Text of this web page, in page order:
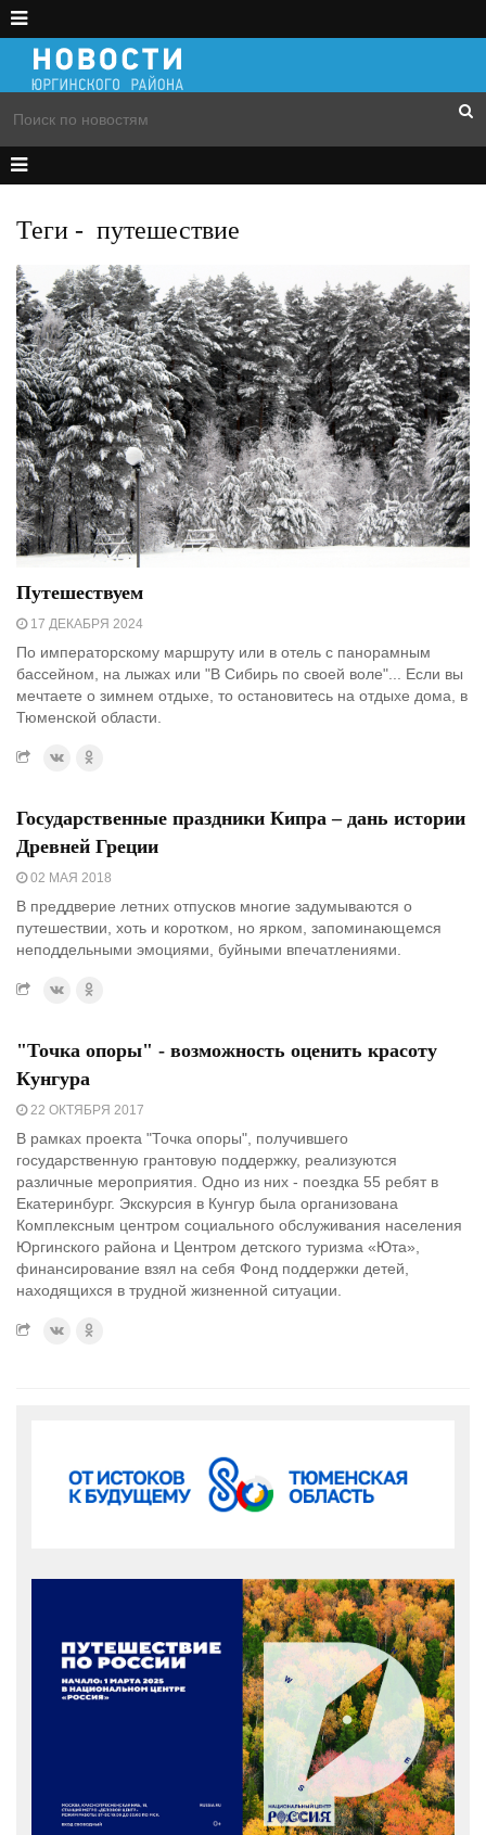
Теги - путешествие
Путешествуем
17 ДЕКАБРЯ 2024
По императорскому маршруту или в отель с панорамным
бассейном, на лыжах или "В Сибирь по своей воле"... Если вы
мечтаете о зимнем отдыхе, то остановитесь на отдыхе дома, в
Тюменской области.
Государственные праздники Кипра – дань истории
Древней Греции
02 МАЯ 2018
В преддверие летних отпусков многие задумываются о
путешествии, хоть и коротком, но ярком, запоминающемся
неподдельными эмоциями, буйными впечатлениями.
"Точка опоры" - возможность оценить красоту
Кунгура
22 ОКТЯБРЯ 2017
В рамках проекта "Точка опоры", получившего
государственную грантовую поддержку, реализуются
различные мероприятия. Одно из них - поездка 55 ребят в
Екатеринбург. Экскурсия в Кунгур была организована
Комплексным центром социального обслуживания населения
Юргинского района и Центром детского туризма «Юта»,
финансирование взял на себя Фонд поддержки детей,
находящихся в трудной жизненной ситуации.